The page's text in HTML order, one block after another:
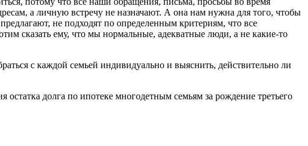
а личную встречу не назначают. А она нам нужна для того, чтобы
не подходят по определенным критериям, что все
сказать ему, что мы нормальные, адекватные люди, а не какие-то
с каждой семьей индивидуально и выяснить, действительно ли
долга по ипотеке многодетным семьям за рождение третьего